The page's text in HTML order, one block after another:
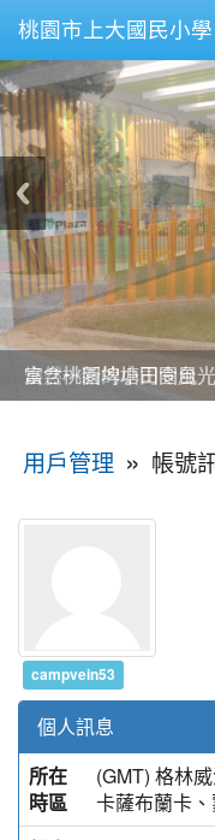
桃園市上大國民小學
美麗的操場是我們活
美麗的操場是我們活
煥然一新的小司令台
煥然一新的小司令台
富含桃園埤塘田園風
富含桃園埤塘田園風
嶄新的中庭廣場
嶄新的中庭廣場
水生池生生不息
水生池生生不息
用戶管理 » 帳號
campvein53
個人訊息
所在
時區
(GMT) 格林
卡薩布蘭卡